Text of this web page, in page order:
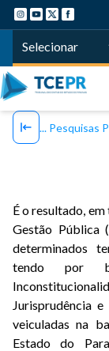
Selecionar
Pesquisas
É o resultado,
Gestão Pública
determinados
tendo por
Jurisprudência
veiculadas na
Estado do